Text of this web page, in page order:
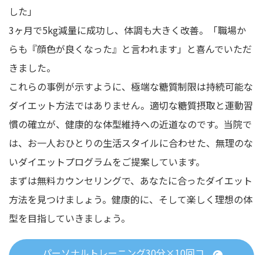
した」
3ヶ月で5kg減量に成功し、体調も大きく改善。「職場か
らも『顔色が良くなった』と言われます」と喜んでいただ
きました。
これらの事例が示すように、極端な糖質制限は持続可能な
ダイエット方法ではありません。適切な糖質摂取と運動習
慣の確立が、健康的な体型維持への近道なのです。当院で
は、お一人おひとりの生活スタイルに合わせた、無理のな
いダイエットプログラムをご提案しています。
まずは無料カウンセリングで、あなたに合ったダイエット
方法を見つけましょう。健康的に、そして楽しく理想の体
型を目指していきましょう。